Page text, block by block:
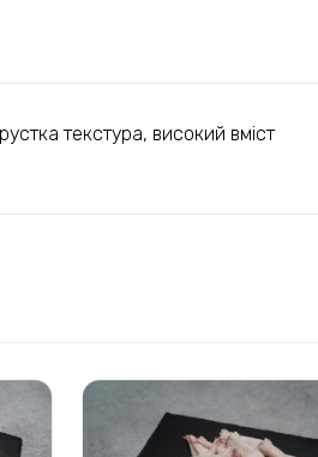
текстура, високий вміст